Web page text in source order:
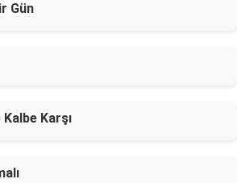
Gün
Karşı